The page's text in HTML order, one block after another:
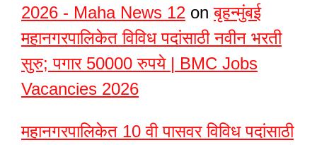
2026 - Maha News 12 onबृहन्मुंबई
महानगरपालिकेत विविध पदांसाठी नवीन भरती
सुरु; पगार 50000 रुपये | BMC Jobs
Vacancies 2026
महानगरपालिकेत 10 वी पासवर विविध पदांसाठी